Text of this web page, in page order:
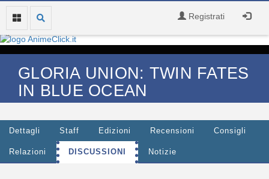
Registrati
GLORIA UNION: TWIN FATES
IN BLUE OCEAN
Dettagli Staff Edizioni Recensioni Consigli
Relazioni DISCUSSIONI Notizie